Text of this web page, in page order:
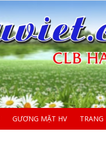
GƯƠNG MẶT HV